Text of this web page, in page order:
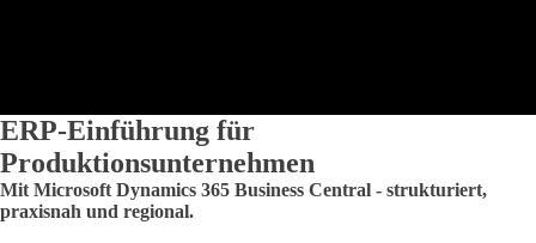
ERP-Einführung für
Produktionsunternehmen
Mit Microsoft Dynamics 365 Business Central - strukturiert,
praxisnah und regional.